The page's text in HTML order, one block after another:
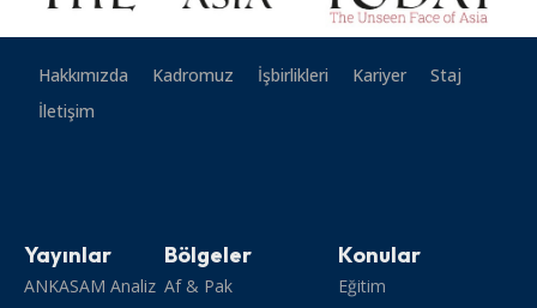
Hakkımızda Kadromuz İşbirlikleri Kariyer
Staj
İletişim
Yayınlar
ANKASAM Analiz
Bölgeler
Af & Pak
Konular
Eğitim